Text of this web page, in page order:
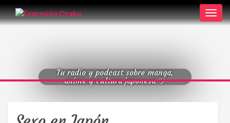
Tu radio y podcast sobre manga,
anime y cultura japonesa ツ